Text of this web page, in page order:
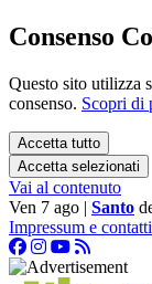
Consenso
Questo sito utilizza
consenso. Scopri di
Accetta tutto
Accetta selezionati
Vai al contenuto
Ven 7 ago | Santo
Impressum e contatti